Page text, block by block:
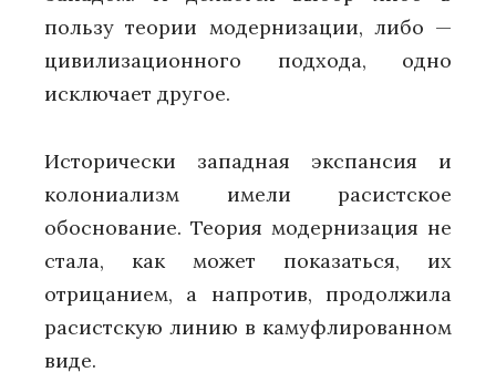
пользу теории модернизации, либо —
цивилизационного подхода, одно
исключает другое.
Исторически западная экспансия и
колониализм имели расистское
обоснование. Теория модернизация не
стала, как может показаться, их
отрицанием, а напротив, продолжила
расистскую линию в камуфлированном
виде.